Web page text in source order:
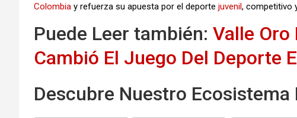
Colombia y refuerza su apuesta por el deporte juvenil, competitivo
Puede Leer también: Valle Oro
Cambió El Juego Del Deporte
Descubre Nuestro Ecosistema